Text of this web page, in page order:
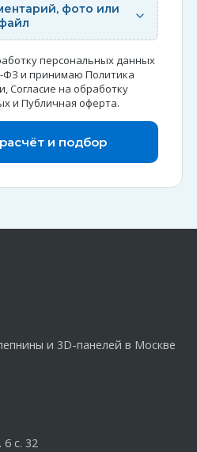
фото или
персональных данных
ФЗ и принимаю Политика
,Согласие на обработку
и Публичная оферта.
и подбор
и 3D-панелей в Москве
с. 32